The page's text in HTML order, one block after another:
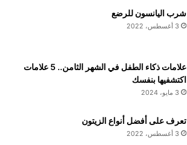
شرب اليانسون للرضع
3 أغسطس، 2022
علامات ذكاء الطفل في الشهر الثامن.. 5 علامات
اكتشفيها بنفسك
3 مايو، 2024
تعرف على أفضل أنواع الزيتون
3 أغسطس، 2022